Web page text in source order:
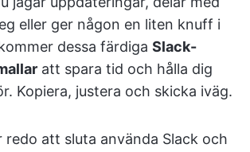
eller ger någon en liten knuff i
dessa färdiga Slack-
att spara tid och hålla dig
Kopiera, justera och skicka iväg.
redo att sluta använda Slack och